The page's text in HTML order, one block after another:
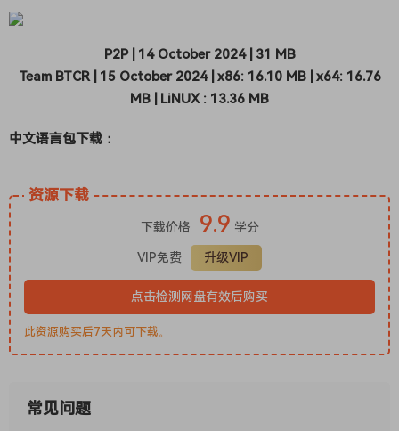
P2P | 14 October 2024 | 31 MB
Team BTCR | 15 October 2024 | x86: 16.10 MB | x64: 16.76
MB | LiNUX : 13.36 MB
中文语言包下载：
资源下载
下载价格 9.9 学分
VIP免费 升级VIP
点击检测网盘有效后购买
此资源购买后7天内可下载。
常见问题